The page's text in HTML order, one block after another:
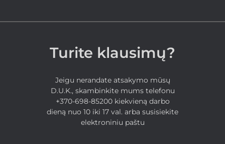
Turite klausimų?
Jeigu nerandate atsakymo mūsų
D.U.K., skambinkite mums telefonu
+370-698-85200 kiekvieną darbo
dieną nuo 10 iki 17 val. arba susisiekite
elektroniniu paštu